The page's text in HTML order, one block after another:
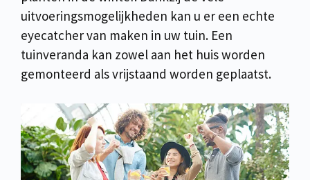
uitvoeringsmogelijkheden kan u er een echte
eyecatcher van maken in uw tuin. Een
tuinveranda kan zowel aan het huis worden
gemonteerd als vrijstaand worden geplaatst.